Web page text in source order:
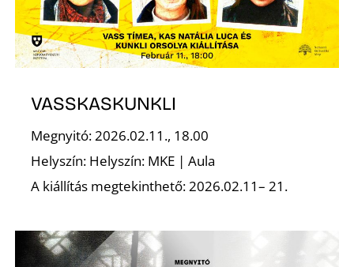
VASSKASKUNKLI
Megnyitó: 2026.02.11., 18.00
Helyszín: Helyszín: MKE | Aula
A kiállítás megtekinthető: 2026.02.11– 21.